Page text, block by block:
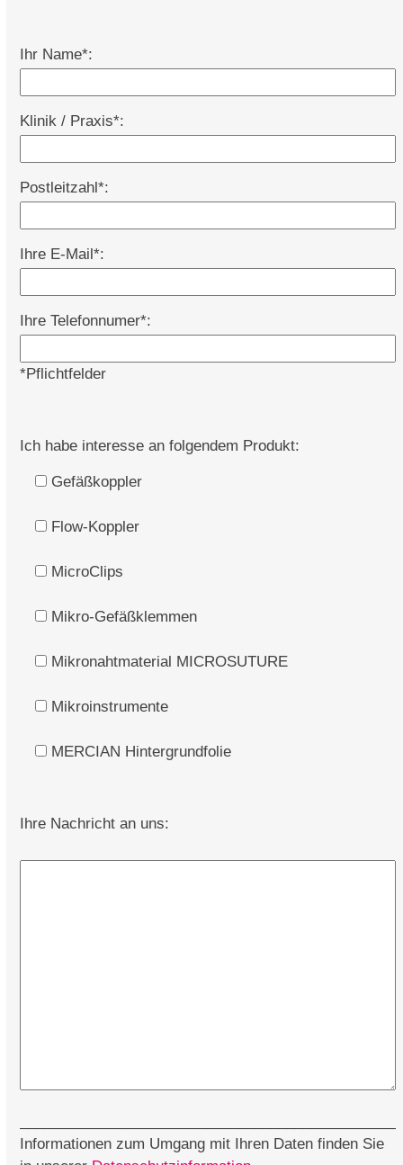
Ihr Name*:
Klinik / Praxis*:
Postleitzahl*:
Ihre E-Mail*:
Ihre Telefonnumer*:
*Pflichtfelder
Ich habe interesse an folgendem Produkt:
Gefäßkoppler
Flow-Koppler
MicroClips
Mikro-Gefäßklemmen
Mikronahtmaterial MICROSUTURE
Mikroinstrumente
MERCIAN Hintergrundfolie
Ihre Nachricht an uns:
Informationen zum Umgang mit Ihren Daten finden Sie